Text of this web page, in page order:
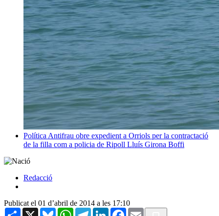
Política Antifrau obre expedient a Orriols per la contractació
de la filla com a policia de Ripoll Lluís Girona Boffi
Redacció
Publicat el 01 d’abril de 2014 a les 17:10
Share X BlueskyWhatsAppTelegramLinkedInFacebook
Email